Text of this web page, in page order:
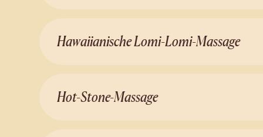
Hawaiianische Lomi-Lomi-Massage
Hot-Stone-Massage